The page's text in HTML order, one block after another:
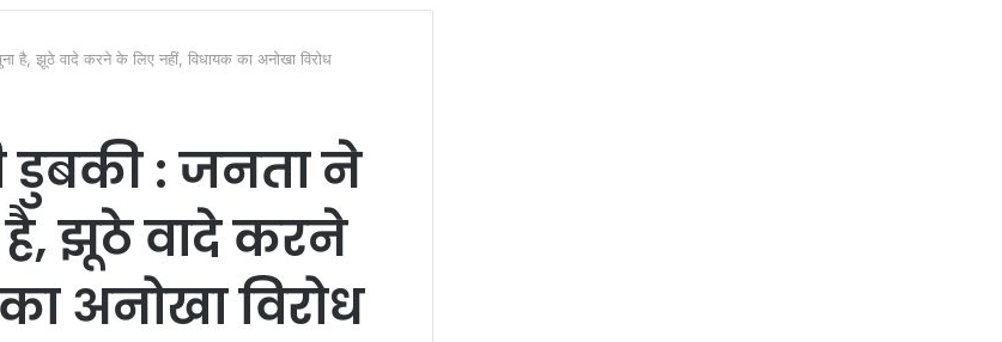
है, झूठे वादे करने के लिए नहीं, विधायक का अनोखा विरोध
डुबकी : जनता ने
झूठे वादे करने
अनोखा विरोध